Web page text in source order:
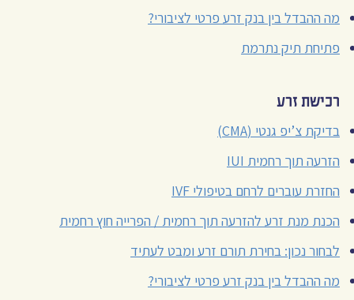
מה ההבדל בין בנק זרע פרטי לציבורי?
פתיחת תיק נתרמת
רכישת זרע
בדיקת צ’יפ גנטי (CMA)
הזרעה תוך רחמית IUI
החזרת עוברים לרחם בטיפולי IVF
הכנת מנת זרע להזרעה תוך רחמית / הפרייה חוץ רחמית
לבחור נכון: בחירת תורם זרע ומבט לעתיד
מה ההבדל בין בנק זרע פרטי לציבורי?